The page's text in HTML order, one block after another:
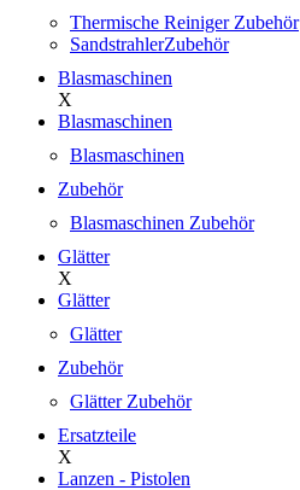
Thermische Reiniger Zubehör
SandstrahlerZubehör
Blasmaschinen
X
Blasmaschinen
Blasmaschinen
Zubehör
Blasmaschinen Zubehör
Glätter
X
Glätter
Glätter
Zubehör
Glätter Zubehör
Ersatzteile
X
Lanzen - Pistolen